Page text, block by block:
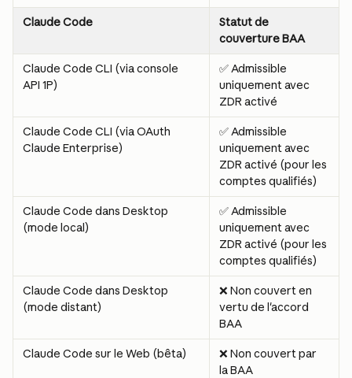
Claude Code
Statut de
couverture BAA
Claude Code CLI (via console
API 1P)
✅ Admissible
uniquement avec
ZDR activé
Claude Code CLI (via OAuth
Claude Enterprise)
✅ Admissible
uniquement avec
ZDR activé (pour les
comptes qualifiés)
Claude Code dans Desktop
(mode local)
✅ Admissible
uniquement avec
ZDR activé (pour les
comptes qualifiés)
Claude Code dans Desktop
(mode distant)
❌ Non couvert en
vertu de l'accord
BAA
Claude Code sur le Web (bêta)
❌ Non couvert par
la BAA